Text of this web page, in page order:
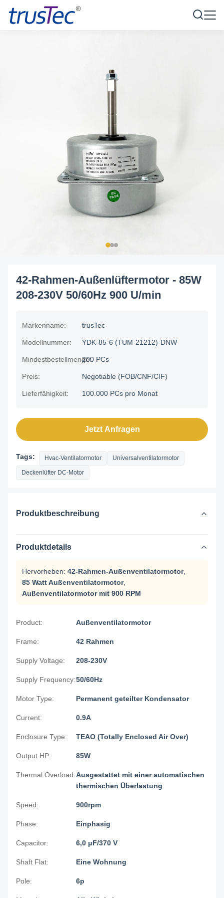
42-Rahmen-Außenlüftermotor - 85W
208-230V 50/60Hz 900 U/min
Markenname: trusTec
Modellnummer: YDK-85-6 (TUM-21212)-DNW
Mindestbestellmenge:200 PCs
Preis: Negotiable (FOB/CNF/CIF)
Lieferfähigkeit: 100.000 PCs pro Monat
Jetzt Anfragen
Tags: Hvac-Ventilatormotor Universalventilatormotor
Deckenlüfter DC-Motor
Produktbeschreibung
Produktdetails
Hervorheben: 42-Rahmen-Außenventilatormotor,
85 Watt Außenventilatormotor,
Außenventilatormotor mit 900 RPM
Product: Außenventilatormotor
Frame: 42 Rahmen
Supply Voltage: 208-230V
Supply Frequency:50/60Hz
Motor Type: Permanent geteilter Kondensator
Current: 0.9A
Enclosure Type: TEAO (Totally Enclosed Air Over)
Output HP: 85W
Thermal Overload:Ausgestattet mit einer automatischen
thermischen Überlastung
Speed: 900rpm
Phase: Einphasig
Capacitor: 6,0 μF/370 V
Shaft Flat: Eine Wohnung
Pole: 6p